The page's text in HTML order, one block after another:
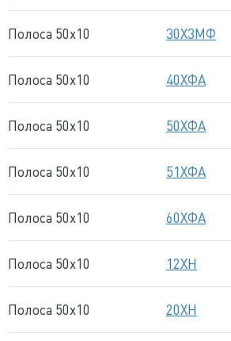
Полоса 50x10 30Х3МФ
Полоса 50x10 40ХФА
Полоса 50x10 50ХФА
Полоса 50x10 51ХФА
Полоса 50x10 60ХФА
Полоса 50x10 12ХН
Полоса 50x10 20ХН